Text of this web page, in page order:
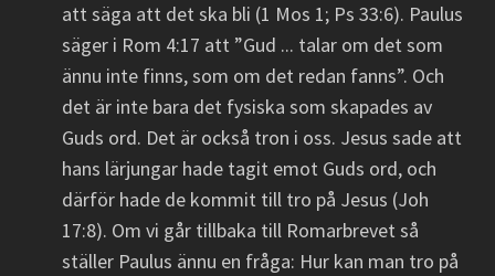
att säga att det ska bli (1 Mos 1; Ps 33:6). Paulus
säger i Rom 4:17 att ”Gud ... talar om det som
ännu inte finns, som om det redan fanns”. Och
det är inte bara det fysiska som skapades av
Guds ord. Det är också tron i oss. Jesus sade att
hans lärjungar hade tagit emot Guds ord, och
därför hade de kommit till tro på Jesus (Joh
17:8). Om vi går tillbaka till Romarbrevet så
ställer Paulus ännu en fråga: Hur kan man tro på